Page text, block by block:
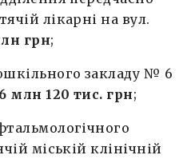
лікарні на вул.
грн;
закладу № 6
6 млн 120 тис. грн;
міській клінічній